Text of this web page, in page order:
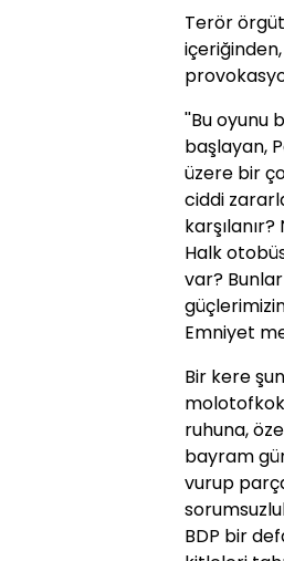
Terör
''Bu oyunu
başlayan,
üzere bir
ciddi
Halk
var?
Emniyet
Bir kere
ruhuna,
bayram
vurup
BDP bir